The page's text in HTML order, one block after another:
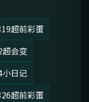
超前彩蛋
超会变
小日记
超前彩蛋